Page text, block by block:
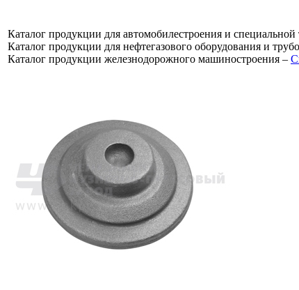
Каталог продукции для автомобилестроения и специальной
Каталог продукции для нефтегазового оборудования и
Каталог продукции железнодорожного машиностроения –